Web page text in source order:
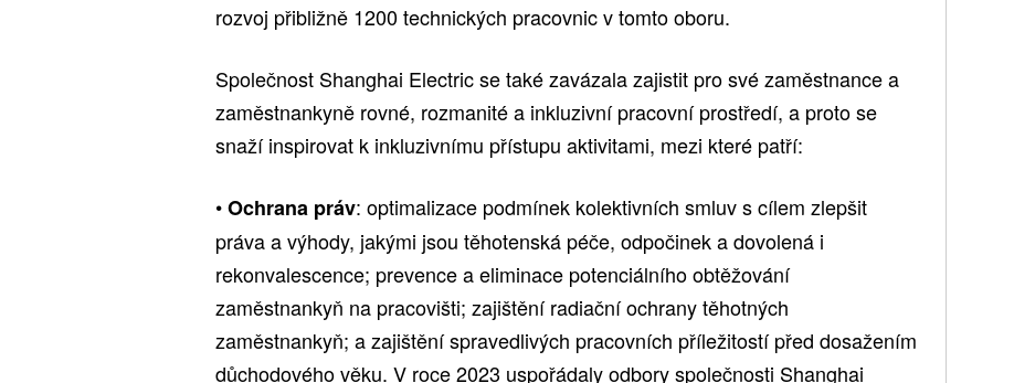
rozvoj přibližně 1200 technických pracovnic v tomto oboru.
Společnost Shanghai Electric se také zavázala zajistit pro své zaměstnance a
zaměstnankyně rovné, rozmanité a inkluzivní pracovní prostředí, a proto se
snaží inspirovat k inkluzivnímu přístupu aktivitami, mezi které patří:
•Ochrana práv: optimalizace podmínek kolektivních smluv s cílem zlepšit
práva a výhody, jakými jsou těhotenská péče, odpočinek a dovolená i
rekonvalescence; prevence a eliminace potenciálního obtěžování
zaměstnankyň na pracovišti; zajištění radiační ochrany těhotných
zaměstnankyň; a zajištění spravedlivých pracovních příležitostí před dosažením
důchodového věku. V roce 2023 uspořádaly odbory společnosti Shanghai